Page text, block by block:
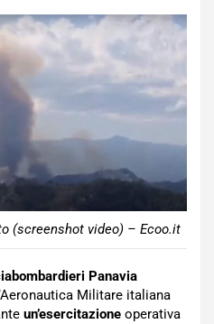
(screenshot video) – Ecoo.it
Panavia
Militare italiana
un’esercitazione operativa